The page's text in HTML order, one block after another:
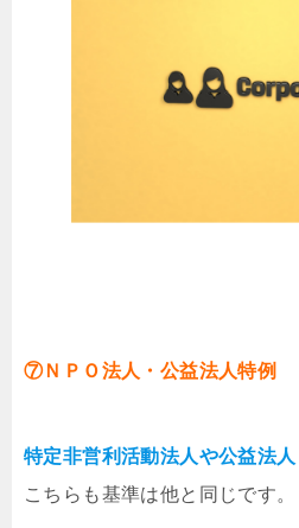
⑦ＮＰＯ法人・公益法人特例
特定非営利活動法人や公益法人
こちらも基準は他と同じです。